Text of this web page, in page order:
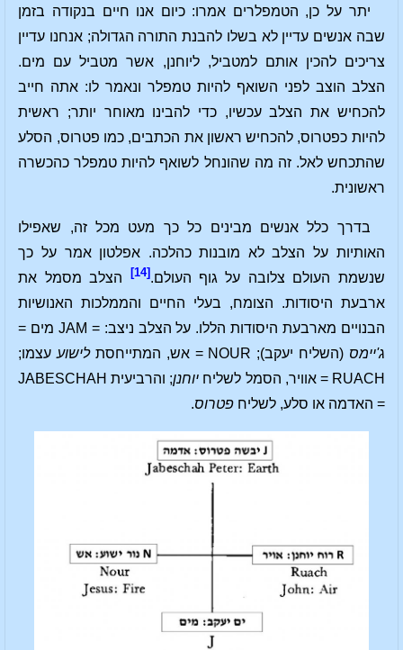
יתר על כן, הטמפלרים אמרו: כיום אנו חיים בנקודה בזמן
שבה אנשים עדיין לא בשלו להבנת התורה הגדולה; אנחנו עדיין
צריכים להכין אותם למטביל, ליוחנן, אשר מטביל עם מים.
הצלב הוצב לפני השואף להיות טמפלר ונאמר לו: אתה חייב
להכחיש את הצלב עכשיו, כדי להבינו מאוחר יותר; ראשית
להיות כפטרוס, להכחיש ראשון את הכתבים, כמו פטרוס, הסלע
שהתכחש לאל. זה מה שהונחל לשואף להיות טמפלר כהכשרה
ראשונית.
בדרך כלל אנשים מבינים כל כך מעט מכל זה, שאפילו
האותיות על הצלב לא מובנות כהלכה. אפלטון אמר על כך
שנשמת העולם צלובה על גוף העולם.[14]
הצלב מסמל את
ארבעת היסודות. הצומח, בעלי החיים והממלכות האנושיות
הבנויים מארבעת היסודות הללו. על הצלב ניצב: = JAM מים =
ג'יימס (השליח יעקב); NOUR = אש, המתייחסת לישועעצמו;
RUACH = אוויר, הסמל לשליח
יוחנן
; והרביעית JABESCHAH
= האדמה או סלע, לשליחפטרוס.